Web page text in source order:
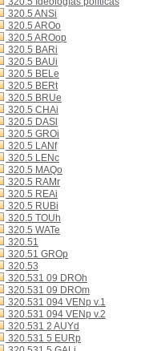
320.5 ANSi
320.5 AROo
320.5 AROop
320.5 BARi
320.5 BAUi
320.5 BELe
320.5 BERt
320.5 BRUe
320.5 CHAi
320.5 DASl
320.5 GROi
320.5 LANf
320.5 LENc
320.5 MAQo
320.5 RAMr
320.5 REAi
320.5 RUBi
320.5 TOUh
320.5 WATe
320.51
320.51 GROp
320.53
320.531 09 DROh
320.531 09 DROm
320.531 094 VENp v.1
320.531 094 VENp v.2
320.531 2 AUYd
320.531 5 EURp